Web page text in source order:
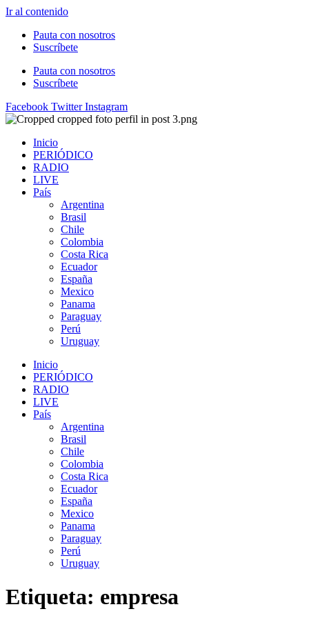
Ir al contenido
Pauta con nosotros
Suscríbete
Pauta con nosotros
Suscríbete
Facebook Twitter Instagram
Inicio
PERIÓDICO
RADIO
LIVE
País
Argentina
Brasil
Chile
Colombia
Costa Rica
Ecuador
España
Mexico
Panama
Paraguay
Perú
Uruguay
Inicio
PERIÓDICO
RADIO
LIVE
País
Argentina
Brasil
Chile
Colombia
Costa Rica
Ecuador
España
Mexico
Panama
Paraguay
Perú
Uruguay
Etiqueta: empresa